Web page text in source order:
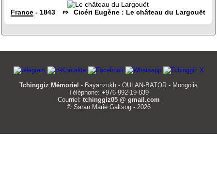
France- 1843 ⤇ Cicéri Eugène : Le château du Largouët
Tchinggiz Mémoriel - Bayanzukh - OULAN-BATOR - Mongolia
Téléphone: +976-992-19-839
Courriel: tchinggiz05 @ gmail.com
© Saran Marie Galtsog - 2026